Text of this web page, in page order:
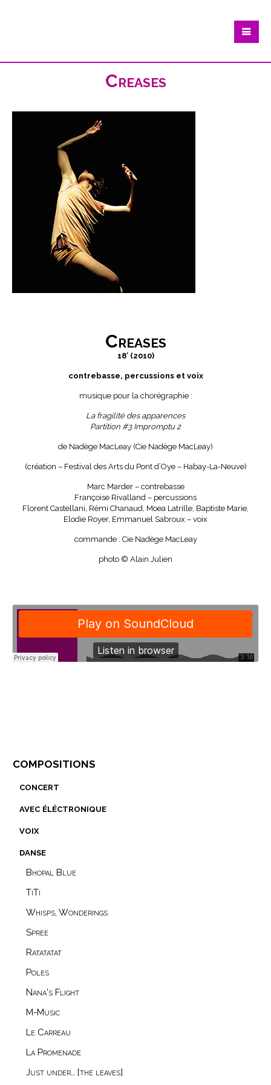
Creases
Creases
18′ (2010)
contrebasse, percussions et voix
musique pour la chorégraphie :
La fragilité des apparences
Partition #3 Impromptu 2
de Nadège MacLeay (Cie Nadège MacLeay)
(création – Festival des Arts du Pont d’Oye – Habay-La-Neuve)
Marc Marder – contrebasse
Françoise Rivalland – percussions
Florent Castellani, Rémi Chanaud, Moea Latrille, Baptiste Marie,
Elodie Royer, Emmanuel Sabroux – voix
commande : Cie Nadège MacLeay
photo © Alain Julien
compositions
danse
Just under… [the leaves]
La Promenade
Le Carreau
M-Music
Nana’s Flight
Poles
Ratatatat
Spree
Whisps, Wonderings
TiTi
Bhopal Blue
voix
avec éléctronique
concert